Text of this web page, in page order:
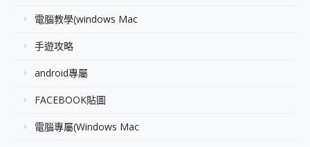
電腦教學(windows Mac
手遊攻略
android專屬
FACEBOOK貼圖
電腦專屬(Windows Mac